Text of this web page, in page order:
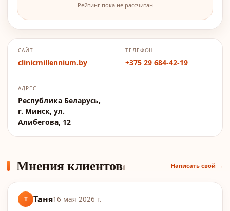
Рейтинг пока не рассчитан
САЙТ
clinicmillennium.by
ТЕЛЕФОН
+375 29 684-42-19
АДРЕС
Республика Беларусь,
г. Минск, ул.
Алибегова, 12
Мнения клиентов1 Написать свой →
Т Таня16 мая 2026 г.